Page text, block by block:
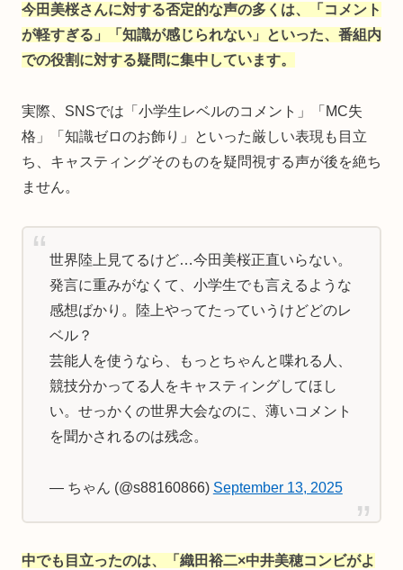
今田美桜さんに対する否定的な声の多くは、「コメント
が軽すぎる」「知識が感じられない」といった、番組内
での役割に対する疑問に集中しています。
実際、SNSでは「小学生レベルのコメント」「MC失
格」「知識ゼロのお飾り」といった厳しい表現も目立
ち、キャスティングそのものを疑問視する声が後を絶ち
ません。
世界陸上見てるけど…今田美桜正直いらない。
発言に重みがなくて、小学生でも言えるような
感想ばかり。陸上やってたっていうけどどのレ
ベル？
芸能人を使うなら、もっとちゃんと喋れる人、
競技分かってる人をキャスティングしてほし
い。せっかくの世界大会なのに、薄いコメント
を聞かされるのは残念。
— ちゃん (@s88160866) September 13, 2025
中でも目立ったのは、「織田裕二×中井美穂コンビがよ